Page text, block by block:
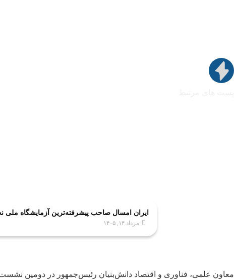
ایران امسال صاحب پیشرفته‌ترین آزمایشگاه
مرداد ۱۴, ۱۴۰۵
معاون علمی، فناوری و اقتصاد دانش‌بنیان رئیس‌جمهور در دومین نشست